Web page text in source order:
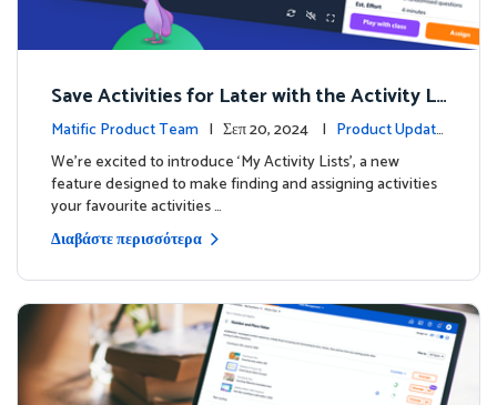
Save Activities for Later with the Activity Li
sts Feature
Matific Product Team | Σεπ 20, 2024 | Product Update
s
We're excited to introduce ‘My Activity Lists’, a new
feature designed to make finding and assigning activities
your favourite activities …
Διαβάστε περισσότερα